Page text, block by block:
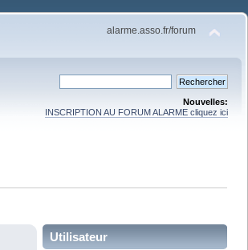
alarme.asso.fr/forum
Nouvelles:
INSCRIPTION AU FORUM ALARME cliquez ici
Utilisateur